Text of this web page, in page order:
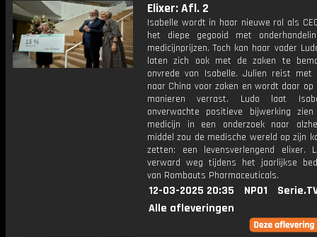
Elixer: Afl. 2
Isabelle wordt in haar nieuwe rol als
het diepe gegooid met
medicijnprijzen. Toch kan haar vader
laten zich ook met de zaken te
onvrede van Isabelle. Julien reist
naar China voor zaken en wordt daar op
manieren verrast. Ludo laat
onverwachte positieve bijwerking
medicijn in een onderzoek naar
middel zou de medische wereld op zijn
zetten: een levensverlengend elixer.
verward weg tijdens het jaarlijkse
van Rombauts Pharmaceuticals.
12-03-2025 20:35 NPO1
Alle afleveringen